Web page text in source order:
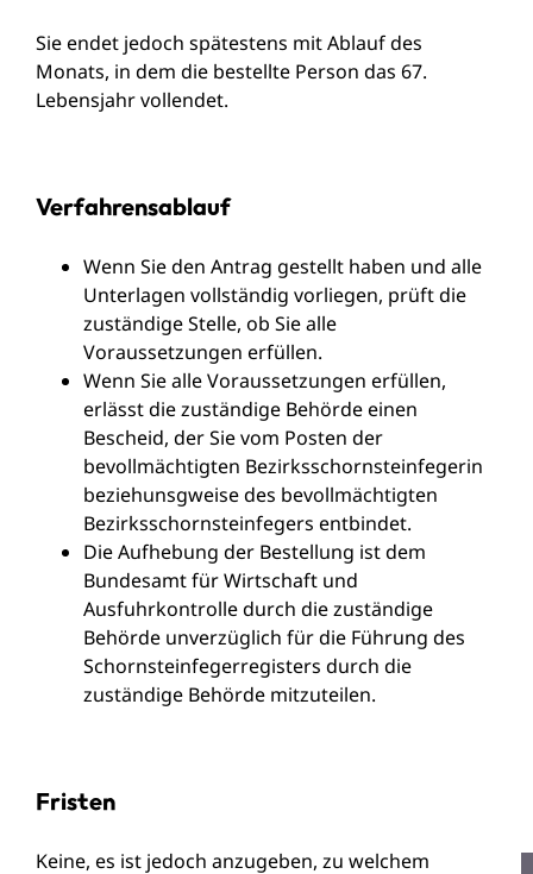
Sie endet jedoch spätestens mit Ablauf des
Monats, in dem die bestellte Person das 67.
Lebensjahr vollendet.
Verfahrensablauf
Wenn Sie den Antrag gestellt haben und alle
Unterlagen vollständig vorliegen, prüft die
zuständige Stelle, ob Sie alle
Voraussetzungen erfüllen.
Wenn Sie alle Voraussetzungen erfüllen,
erlässt die zuständige Behörde einen
Bescheid, der Sie vom Posten der
bevollmächtigten Bezirksschornsteinfegerin
beziehunsgweise des bevollmächtigten
Bezirksschornsteinfegers entbindet.
Die Aufhebung der Bestellung ist dem
Bundesamt für Wirtschaft und
Ausfuhrkontrolle durch die zuständige
Behörde unverzüglich für die Führung des
Schornsteinfegerregisters durch die
zuständige Behörde mitzuteilen.
Fristen
Keine, es ist jedoch anzugeben, zu welchem